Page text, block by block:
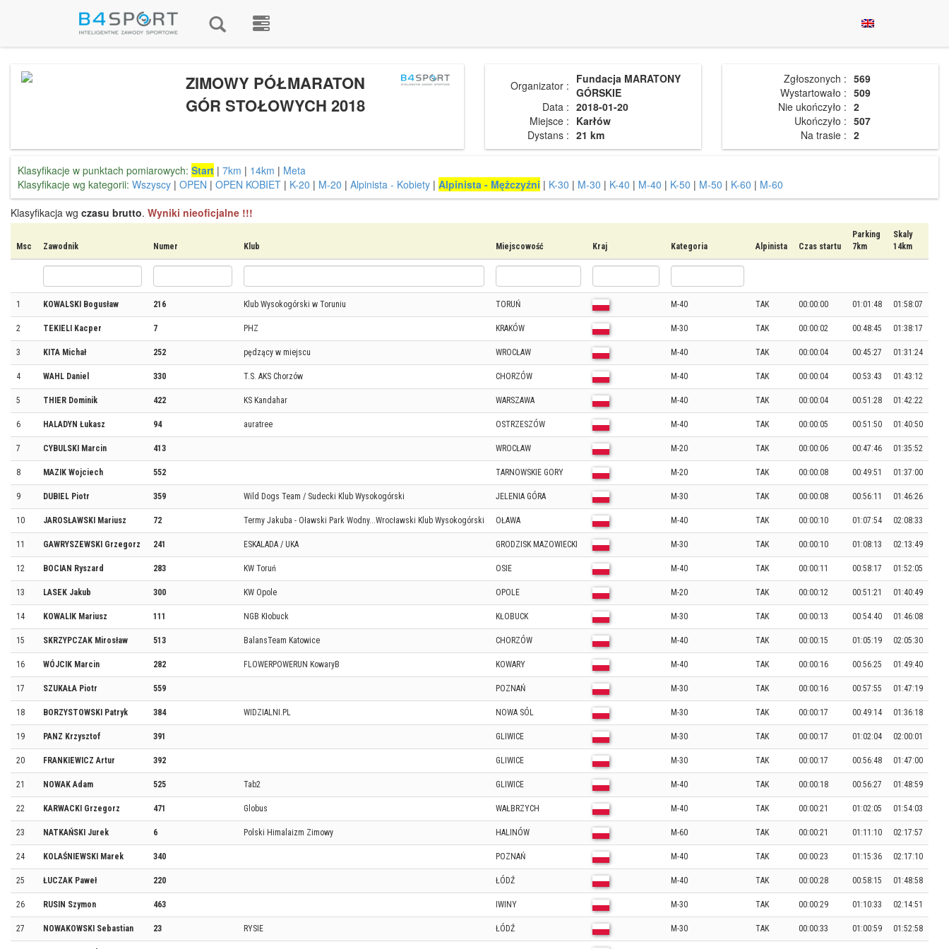
ZIMOWY PÓŁMARATON
GÓR STOŁOWYCH 2018
Organizator : Fundacja MARATONY
GÓRSKIE
Data : 2018-01-20
Miejsce : Karłów
Dystans : 21 km
Zgłoszonych : 569
Wystartowało : 509
Nie ukończyło : 2
Ukończyło : 507
Na trasie : 2
Klasyfikacje w punktach pomiarowych: Start | 7km | 14km | Meta
Klasyfikacje wg kategorii: Wszyscy | OPEN | OPEN KOBIET | K-20 | M-20 | Alpinista - Kobiety | Alpinista - Mężczyźni | K-30 | M-30 | K-40 | M-40 | K-50 | M-50 | K-60 | M-60
Klasyfikacja wg czasu brutto. Wyniki nieoficjalne !!!
Msc Zawodnik Numer Klub Miejscowość Kraj Kategoria Alpinista Czas startu
Parking
7km
Skaly
14km
1 KOWALSKI Bogusław 216 Klub Wysokogórski w Toruniu TORUŃ M-40 TAK 00:00:00 01:01:48 01:58:07
2 TEKIELI Kacper 7 PHZ KRAKÓW M-30 TAK 00:00:02 00:48:45 01:38:17
3 KITA Michał 252 pędzący w miejscu WROCŁAW M-40 TAK 00:00:04 00:45:27 01:31:24
4 WAHL Daniel 330 T.S. AKS Chorzów CHORZÓW M-40 TAK 00:00:04 00:53:43 01:43:12
5 THIER Dominik 422 KS Kandahar WARSZAWA M-40 TAK 00:00:04 00:51:28 01:42:22
6 HALADYN Łukasz 94 auratree OSTRZESZÓW M-40 TAK 00:00:05 00:51:50 01:40:50
7 CYBULSKI Marcin 413 WROCŁAW M-20 TAK 00:00:06 00:47:46 01:35:52
8 MAZIK Wojciech 552 TARNOWSKIE GORY M-20 TAK 00:00:08 00:49:51 01:37:00
9 DUBIEL Piotr 359 Wild Dogs Team / Sudecki Klub Wysokogórski JELENIA GÓRA M-30 TAK 00:00:08 00:56:11 01:46:26
10 JAROSŁAWSKI Mariusz 72 Termy Jakuba - Oławski Park Wodny...Wrocławski Klub Wysokogórski OŁAWA M-40 TAK 00:00:10 01:07:54 02:08:33
11 GAWRYSZEWSKI Grzegorz 241 ESKALADA / UKA GRODZISK MAZOWIECKI M-30 TAK 00:00:10 01:08:13 02:13:49
12 BOCIAN Ryszard 283 KW Toruń OSIE M-40 TAK 00:00:11 00:58:17 01:52:05
13 LASEK Jakub 300 KW Opole OPOLE M-20 TAK 00:00:12 00:51:21 01:40:49
14 KOWALIK Mariusz 111 NGB Kłobuck KŁOBUCK M-30 TAK 00:00:13 00:54:40 01:46:08
15 SKRZYPCZAK Mirosław 513 BalansTeam Katowice CHORZÓW M-40 TAK 00:00:15 01:05:19 02:05:30
16 WÓJCIK Marcin 282 FLOWERPOWERUN KowaryB KOWARY M-40 TAK 00:00:16 00:56:25 01:49:40
17 SZUKAŁA Piotr 559 POZNAŃ M-30 TAK 00:00:16 00:57:55 01:47:19
18 BORZYSTOWSKI Patryk 384 WIDZIALNI.PL NOWA SÓL M-30 TAK 00:00:17 00:49:14 01:36:18
19 PANZ Krzysztof 391 GLIWICE M-30 TAK 00:00:17 01:02:04 02:00:01
20 FRANKIEWICZ Artur 392 GLIWICE M-30 TAK 00:00:17 00:56:48 01:47:00
21 NOWAK Adam 525 Tab2 GLIWICE M-40 TAK 00:00:18 00:56:27 01:48:59
22 KARWACKI Grzegorz 471 Globus WAŁBRZYCH M-40 TAK 00:00:21 01:02:05 01:54:03
23 NATKAŃSKI Jurek 6 Polski Himalaizm Zimowy HALINÓW M-60 TAK 00:00:21 01:11:10 02:17:57
24 KOLAŚNIEWSKI Marek 340 POZNAŃ M-40 TAK 00:00:23 01:15:36 02:17:10
25 ŁUCZAK Paweł 220 ŁÓDŹ M-40 TAK 00:00:28 00:58:15 01:48:58
26 RUSIN Szymon 463 IWINY M-30 TAK 00:00:29 01:10:33 02:14:51
27 NOWAKOWSKI Sebastian 23 RYSIE ŁÓDŹ M-30 TAK 00:00:33 01:00:59 01:52:58